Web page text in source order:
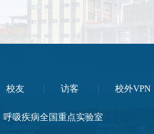
校友 访客 校外VPN
呼吸疾病全国重点实验室